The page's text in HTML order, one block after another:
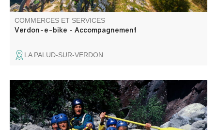
COMMERCES ET SERVICES
Verdon-e-bike - Accompagnement
LA PALUD-SUR-VERDON
Descentes de rafting sur le Var au départ du Camping du
Brec à Entrevaux. Sorties canyoning journée et demi-
journée. Sorties via ferrata.